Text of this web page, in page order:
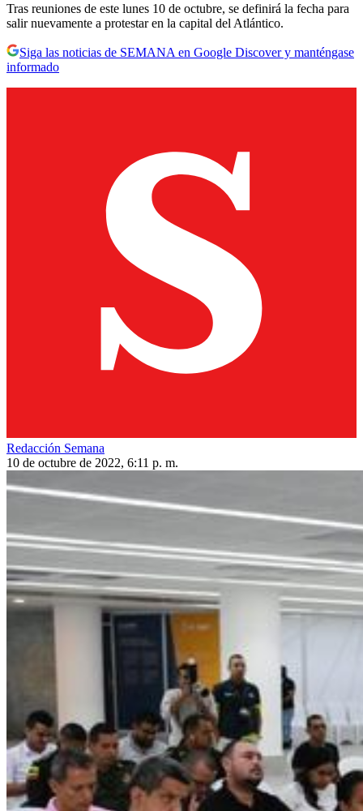
Tras reuniones de este lunes 10 de octubre, se definirá la fecha para
salir nuevamente a protestar en la capital del Atlántico.
Siga las noticias de SEMANA en Google Discover y manténgase
informado
Redacción Semana
10 de octubre de 2022, 6:11 p. m.